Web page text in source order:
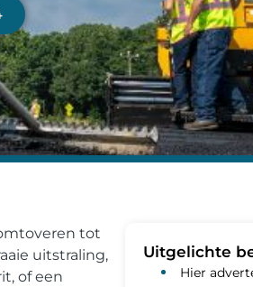
tot
uitstraling,
of een
Uitgelichte
Hier